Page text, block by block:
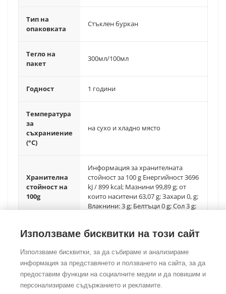
Тип на
опаковката
Стъклен буркан
Тегло на
пакет
300мл/100мл
Годност 1 години
Температура
за
съхраниение
(°C)
на сухо и хладно място
Хранителна
стойност на
100g
Информация за хранителната
стойност за 100 g Енергийност 3696
kJ / 899 kcal; Мазнини 99,89 g; от
които наситени 63,07 g; Захари 0, g;
Влакнини: 3 g; Белтъци 0 g; Сол 3 g;
©Copyright2026Foodtradehub.comВсички права запазени
Използваме бисквитки на този сайт
Използваме бисквитки, за да събираме и анализираме
информация за представянето и ползването на сайта, за да
предоставим функции на социалните медии и да повишим и
персонализираме съдържанието и рекламите.